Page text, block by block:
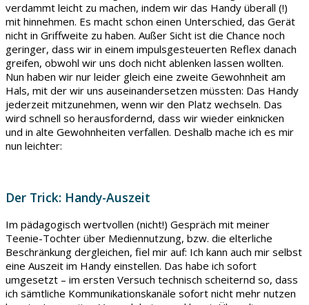
verdammt leicht zu machen, indem wir das Handy überall (!)
mit hinnehmen. Es macht schon einen Unterschied, das Gerät
nicht in Griffweite zu haben. Außer Sicht ist die Chance noch
geringer, dass wir in einem impulsgesteuerten Reflex danach
greifen, obwohl wir uns doch nicht ablenken lassen wollten.
Nun haben wir nur leider gleich eine zweite Gewohnheit am
Hals, mit der wir uns auseinandersetzen müssten: Das Handy
jederzeit mitzunehmen, wenn wir den Platz wechseln. Das
wird schnell so herausfordernd, dass wir wieder einknicken
und in alte Gewohnheiten verfallen. Deshalb mache ich es mir
nun leichter:
Der Trick: Handy-Auszeit
Im pädagogisch wertvollen (nicht!) Gespräch mit meiner
Teenie-Tochter über Mediennutzung, bzw. die elterliche
Beschränkung dergleichen, fiel mir auf: Ich kann auch mir selbst
eine Auszeit im Handy einstellen. Das habe ich sofort
umgesetzt – im ersten Versuch technisch scheiternd so, dass
ich sämtliche Kommunikationskanäle sofort nicht mehr nutzen